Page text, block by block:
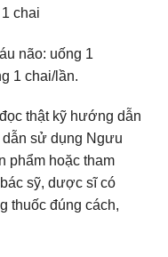
chai
não: uống 1
1 chai/lần.
thật kỹ hướng dẫn
sử dụng Ngưu
phẩm hoặc tham
sỹ, dược sĩ có
thuốc đúng cách,